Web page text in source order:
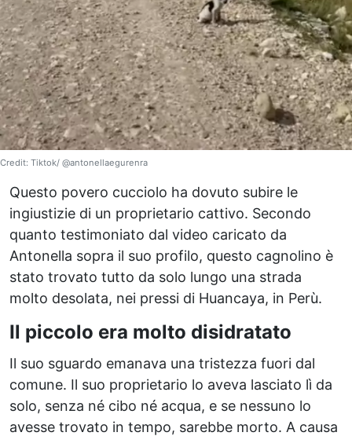
Credit: Tiktok/ @antonellaegurenra
Questo povero cucciolo ha dovuto subire le
ingiustizie di un proprietario cattivo. Secondo
quanto testimoniato dal video caricato da
Antonella sopra il suo profilo, questo cagnolino è
stato trovato tutto da solo lungo una strada
molto desolata, nei pressi di Huancaya, in Perù.
Il piccolo era molto disidratato
Il suo sguardo emanava una tristezza fuori dal
comune. Il suo proprietario lo aveva lasciato lì da
solo, senza né cibo né acqua, e se nessuno lo
avesse trovato in tempo, sarebbe morto. A causa